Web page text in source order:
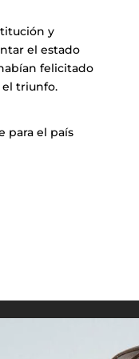
y
el estado
felicitado
el triunfo.
para el país